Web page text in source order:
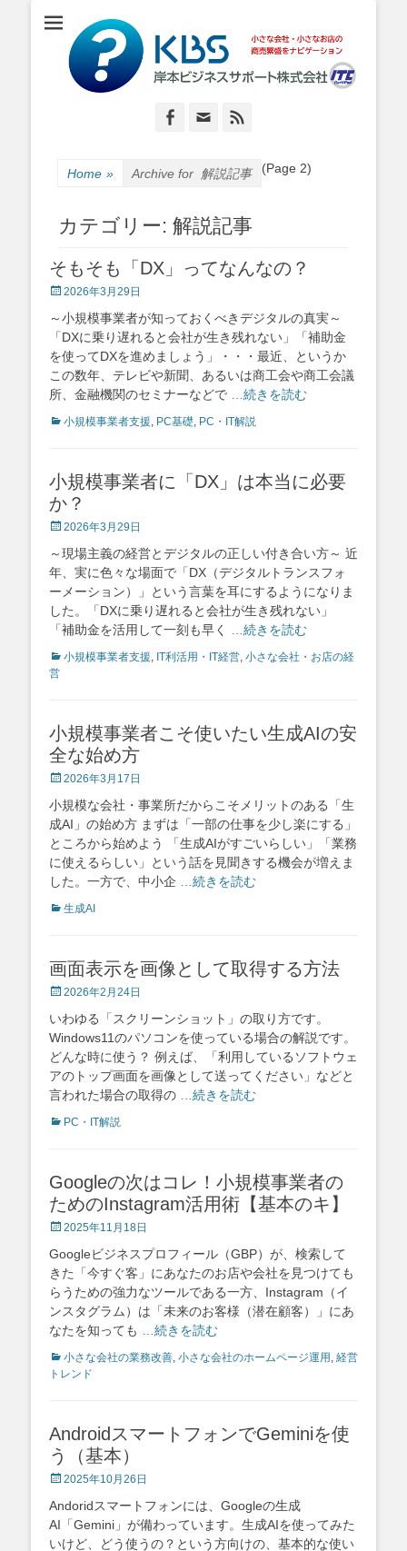
岸本ビジネスサポ
ート株式会社
小さな会社・小さなお店のIT経営をナビゲーション
Facebook
Email
Home » Archive for 解説記事 (Page 2)
カテゴリー: 解説記事
そもそも「DX」ってなんなの？
Posted
2026年3月29日
～小規模事業者が知っておくべきデジタルの真実～
「DXに乗り遅れると会社が生き残れない」「補助金
を使ってDXを進めましょう」・・・最近、というか
この数年、テレビや新聞、あるいは商工会や商工会議
所、金融機関のセミナーなどで
…続きを読む
Categories
小規模事業者支援, PC基礎, PC・IT解説
小規模事業者に「DX」は本当に必要
か？
Posted
2026年3月29日
～現場主義の経営とデジタルの正しい付き合い方～ 近
年、実に色々な場面で「DX（デジタルトランスフォ
ーメーション）」という言葉を耳にするようになりま
した。「DXに乗り遅れると会社が生き残れない」
「補助金を活用して一刻も早く
…続きを読む
Categories
小規模事業者支援, IT利活用・IT経営, 小さな会社・お店の経
営
小規模事業者こそ使いたい生成AIの安
全な始め方
Posted
2026年3月17日
小規模な会社・事業所だからこそメリットのある「生
成AI」の始め方 まずは「一部の仕事を少し楽にする」
ところから始めよう 「生成AIがすごいらしい」「業務
に使えるらしい」という話を見聞きする機会が増えま
した。一方で、中小企
…続きを読む
Categories
生成AI
画面表示を画像として取得する方法
Posted
2026年2月24日
いわゆる「スクリーンショット」の取り方です。
Windows11のパソコンを使っている場合の解説です。
どんな時に使う？ 例えば、「利用しているソフトウェ
アのトップ画面を画像として送ってください」などと
言われた場合の取得の
…続きを読む
Categories
PC・IT解説
Googleの次はコレ！小規模事業者の
ためのInstagram活用術【基本のキ】
Posted
2025年11月18日
Googleビジネスプロフィール（GBP）が、検索して
きた「今すぐ客」にあなたのお店や会社を見つけても
らうための強力なツールである一方、Instagram（イ
ンスタグラム）は「未来のお客様（潜在顧客）」にあ
なたを知っても
…続きを読む
Categories
小さな会社の業務改善, 小さな会社のホームページ運用 , 経営
トレンド
AndroidスマートフォンでGeminiを使
う（基本）
Posted
2025年10月26日
Andoridスマートフォンには、Googleの生成
AI「Gemini」が備わっています。生成AIを使ってみた
いけど、どう使うの？という方向けの、基本的な使い